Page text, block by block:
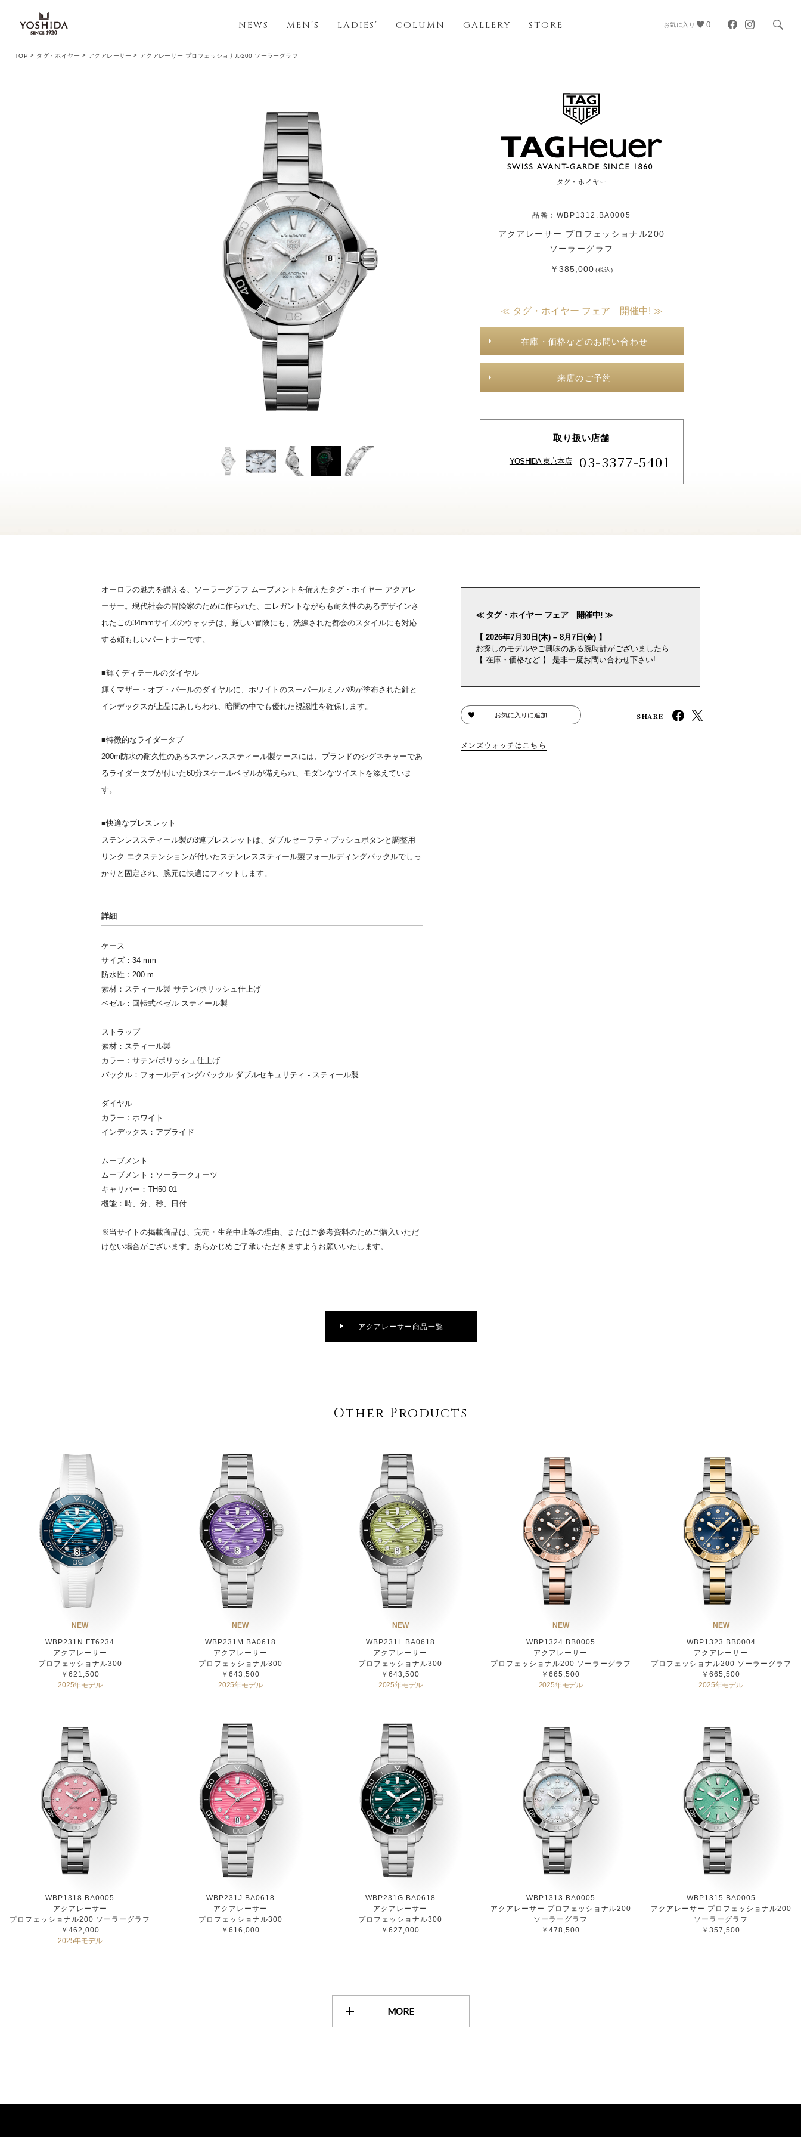
NEWS MEN’S LADIES’ COLUMN GALLERY STORE お気に入り 0
タグ・ホイヤー
品番：WBP1312.BA0005
アクアレーサー プロフェッショナル200
ソーラーグラフ
￥385,000(税込)
≪ タグ・ホイヤー フェア 開催中! ≫
在庫・価格などのお問い合わせ
来店のご予約
取り扱い店舗
YOSHIDA 東京本店 03-3377-5401
TOP タグ・ホイヤー アクアレーサー アクアレーサー プロフェッショナル200 ソーラーグラフ
オーロラの魅力を讃える、ソーラーグラフ ムーブメントを備えたタグ・ホイヤー アクアレ
ーサー。現代社会の冒険家のために作られた、エレガントながらも耐久性のあるデザインさ
れたこの34mmサイズのウォッチは、厳しい冒険にも、洗練された都会のスタイルにも対応
する頼もしいパートナーです。
■輝くディテールのダイヤル
輝くマザー・オブ・パールのダイヤルに、ホワイトのスーパールミノバ®が塗布された針と
インデックスが上品にあしらわれ、暗闇の中でも優れた視認性を確保します。
■特徴的なライダータブ
200m防水の耐久性のあるステンレススティール製ケースには、ブランドのシグネチャーであ
るライダータブが付いた60分スケールベゼルが備えられ、モダンなツイストを添えていま
す。
■快適なブレスレット
ステンレススティール製の3連ブレスレットは、ダブルセーフティプッシュボタンと調整用
リンク エクステンションが付いたステンレススティール製フォールディングバックルでしっ
かりと固定され、腕元に快適にフィットします。
詳細
ケース
サイズ：34 mm
防水性：200 m
素材：スティール製 サテン/ポリッシュ仕上げ
ベゼル：回転式ベゼル スティール製
ストラップ
素材：スティール製
カラー：サテン/ポリッシュ仕上げ
バックル：フォールディングバックル ダブルセキュリティ - スティール製
ダイヤル
カラー：ホワイト
インデックス：アプライド
ムーブメント
ムーブメント：ソーラークォーツ
キャリバー：TH50-01
機能：時、分、秒、日付
※当サイトの掲載商品は、完売・生産中止等の理由、またはご参考資料のためご購入いただ
けない場合がございます。あらかじめご了承いただきますようお願いいたします。
≪ タグ・ホイヤー フェア 開催中! ≫
【 2026年7月30日(木) – 8月7日(金) 】
お探しのモデルやご興味のある腕時計がございましたら
【 在庫・価格など 】 是非一度お問い合わせ下さい!
お気に入りに追加 SHARE
メンズウォッチはこちら
アクアレーサー商品一覧
Other Products
NEW
WBP231N.FT6234
アクアレーサー
プロフェッショナル300
￥621,500
2025年モデル
NEW
WBP231M.BA0618
アクアレーサー
プロフェッショナル300
￥643,500
2025年モデル
NEW
WBP231L.BA0618
アクアレーサー
プロフェッショナル300
￥643,500
2025年モデル
NEW
WBP1324.BB0005
アクアレーサー
プロフェッショナル200 ソーラーグラフ
￥665,500
2025年モデル
NEW
WBP1323.BB0004
アクアレーサー
プロフェッショナル200 ソーラーグラフ
￥665,500
2025年モデル
WBP1318.BA0005
アクアレーサー
プロフェッショナル200 ソーラーグラフ
￥462,000
2025年モデル
WBP231J.BA0618
アクアレーサー
プロフェッショナル300
￥616,000
WBP231G.BA0618
アクアレーサー
プロフェッショナル300
￥627,000
WBP1313.BA0005
アクアレーサー プロフェッショナル200
ソーラーグラフ
￥478,500
WBP1315.BA0005
アクアレーサー プロフェッショナル200
ソーラーグラフ
￥357,500
MORE